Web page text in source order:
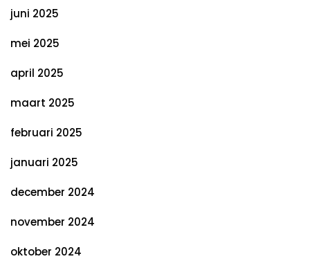
juni 2025
mei 2025
april 2025
maart 2025
februari 2025
januari 2025
december 2024
november 2024
oktober 2024